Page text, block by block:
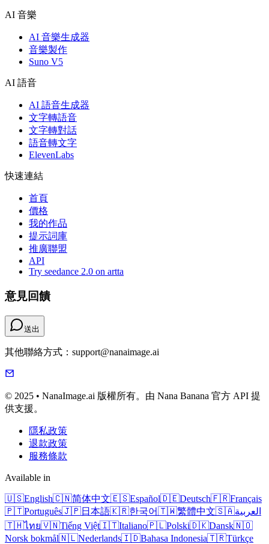
AI 音樂
AI 音樂生成器
音樂製作
Suno V5
AI 語音
AI 語音生成器
文字轉語音
文字轉對話
語音轉文字
ElevenLabs
快速連結
首頁
價格
我的作品
提示詞庫
推廣聯盟
API
Try seedance 2.0 on artta
意見回饋
送出
其他聯絡方式：support@nanaimage.ai
© 2025 • NanaImage.ai 版權所有。由 Nana Banana 官方 API 提
供支援。
隱私政策
退款政策
服務條款
Available in
🇺🇸English🇨🇳简体中文🇪🇸Español🇩🇪Deutsch🇫🇷Français
🇵🇹Português🇯🇵日本語🇰🇷한국어🇹🇼繁體中文🇸🇦العربية
🇹🇭ไทย🇻🇳Tiếng Việt🇮🇹Italiano🇵🇱Polski🇩🇰Dansk🇳🇴
Norsk bokmål🇳🇱Nederlands🇮🇩Bahasa Indonesia🇹🇷Türkçe